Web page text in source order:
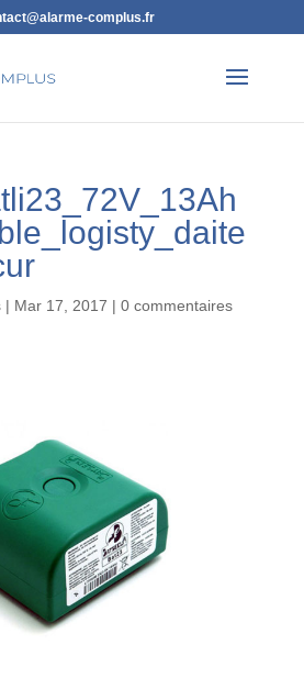
complus.fr
| Mar 17, 2017 | 0 commentaires